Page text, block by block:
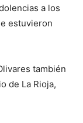
a los
estuvieron
también
de La Rioja,